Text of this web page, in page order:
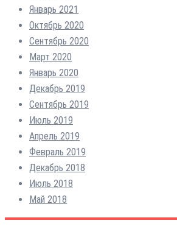
Январь 2021
Октябрь 2020
Сентябрь 2020
Март 2020
Январь 2020
Декабрь 2019
Сентябрь 2019
Июль 2019
Апрель 2019
Февраль 2019
Декабрь 2018
Июль 2018
Май 2018